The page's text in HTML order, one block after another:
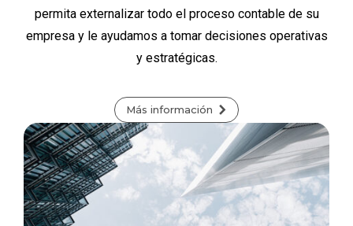
permita externalizar todo el proceso contable de su
empresa y le ayudamos a tomar decisiones operativas
y estratégicas.
Más información